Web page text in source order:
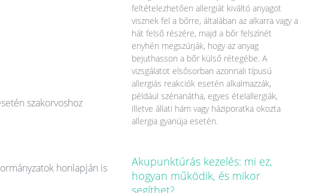
szakorvoshoz
honlapján is
feltételezhetően allergiát kiváltó anyagot
visznek fel a bőrre, általában az alkarra vagy a
hát felső részére, majd a bőr felszínét
enyhén megszúrják, hogy az anyag
bejuthasson a bőr külső rétegébe. A
vizsgálatot elsősorban azonnali típusú
allergiás reakciók esetén alkalmazzák,
például szénanátha, egyes ételallergiák,
illetve állati hám vagy háziporatka okozta
allergia gyanúja esetén.
Akupunktúrás kezelés: mi ez,
hogyan működik, és mikor
segíthet?